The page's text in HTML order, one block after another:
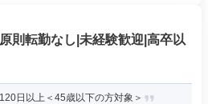
則転勤なし|未経験歓迎|高卒以
日以上＜45歳以下の方対象＞